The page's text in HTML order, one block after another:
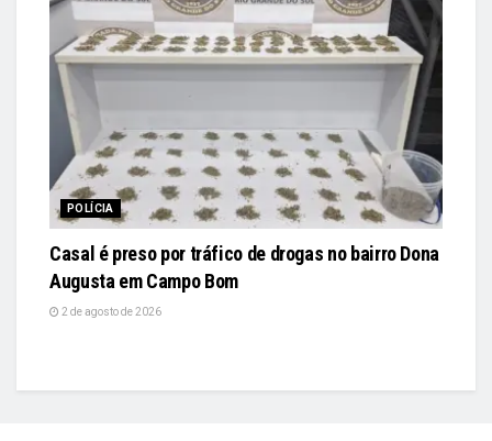
POLÍCIA
Casal é preso por tráfico de drogas no bairro Dona
Augusta em Campo Bom
2 de agosto de 2026